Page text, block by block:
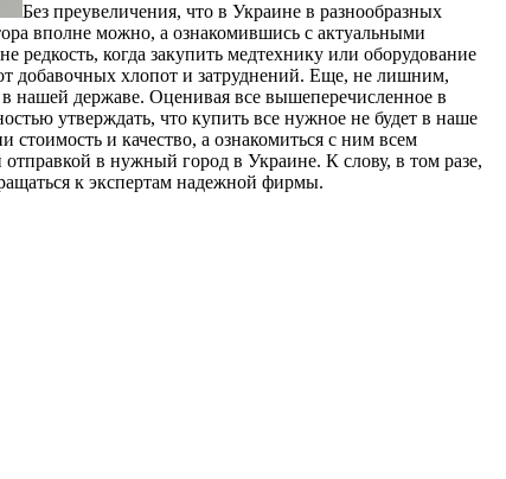
Бeз прeувeличeния, что в Украине в разнообразных
вполне можно, а ознакомившись с актуальными
когда закупить медтехнику или оборудование
добавочных хлопот и затруднений. Еще, не лишним,
нашей державе. Оценивая все вышеперечисленное в
утверждать, что купить все нужное не будет в наше
и качество, а ознакомиться с ним всем
в нужный город в Украине. К слову, в том разе,
к экспертам надежной фирмы.